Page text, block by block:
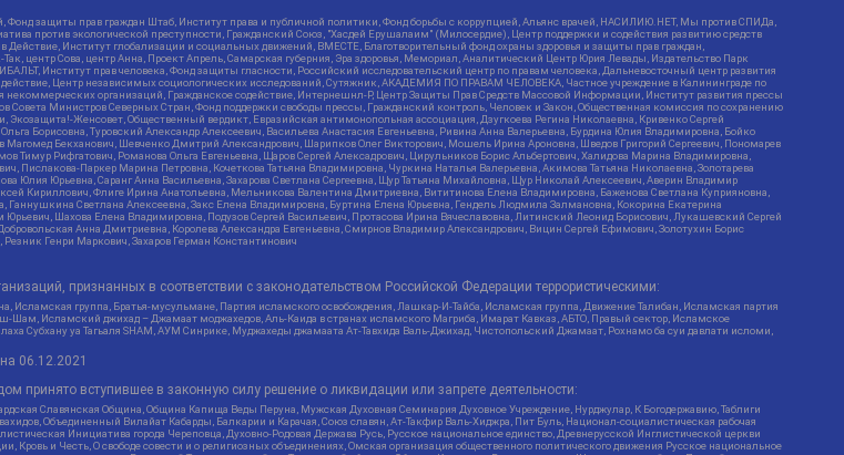
защиты прав граждан Штаб, Институт права и публичной политики, Фонд борьбы с коррупцией, Альянс врачей, НАСИЛИЮ.НЕТ, Мы против СПИДа,
против экологической преступности, Гражданский Союз, "Хасдей Ерушалаим" (Милосердие), Центр поддержки и содействия развитию средств
Институт глобализации и социальных движений, ВМЕСТЕ, Благотворительный фонд охраны здоровья и защиты прав граждан,
центр Сова, центр Анна, Проект Апрель, Самарская губерния, Эра здоровья, Мемориал, Аналитический Центр Юрия Левады, Издательство Парк
Институт прав человека, Фонд защиты гласности, Российский исследовательский центр по правам человека, Дальневосточный центр развития
Центр независимых социологических исследований, Сутяжник, АКАДЕМИЯ ПО ПРАВАМ ЧЕЛОВЕКА, Частное учреждение в Калининграде по
организаций, Гражданское содействие, Интернешнл-Р, Центр Защиты Прав Средств Массовой Информации, Институт развития прессы
Совета Министров Северных Стран, Фонд поддержки свободы прессы, Гражданский контроль, Человек и Закон, Общественная комиссия по сохранению
Женсовет, Общественный вердикт, Евразийская антимонопольная ассоциация, Дзугкоева Регина Николаевна, Кривенко Сергей
Борисовна, Туровский Александр Алексеевич, Васильева Анастасия Евгеньевна, Ривина Анна Валерьевна, Бурдина Юлия Владимировна, Бойко
Магомед Бекханович, Шевченко Дмитрий Александрович, Шарипков Олег Викторович, Мошель Ирина Ароновна, Шведов Григорий Сергеевич, Пономарев
Тимур Рифгатович, Романова Ольга Евгеньевна, Щаров Сергей Алексадрович, Цирульников Борис Альбертович, Халидова Марина Владимировна,
Пислакова-Паркер Марина Петровна, Кочеткова Татьяна Владимировна, Чуркина Наталья Валерьевна, Акимова Татьяна Николаевна, Золотарева
Юлия Юрьевна, Саранг Анна Васильевна, Захарова Светлана Сергеевна, Щур Татьяна Михайловна, Щур Николай Алексеевич, Аверин Владимир
Кириллович, Флиге Ирина Анатольевна, Мельникова Валентина Дмитриевна, Вититинова Елена Владимировна, Баженова Светлана Куприяновна,
Светлана Алексеевна, Закс Елена Владимировна, Буртина Елена Юрьевна, Гендель Людмила Залмановна, Кокорина Екатерина
Шахова Елена Владимировна, Подузов Сергей Васильевич, Протасова Ирина Вячеславовна, Литинский Леонид Борисович, Лукашевский Сергей
Анна Дмитриевна, Королева Александра Евгеньевна, Смирнов Владимир Александрович, Вицин Сергей Ефимович, Золотухин Борис
Генри Маркович, Захаров Герман Константинович
признанных в соответствии с законодательством Российской Федерации террористическими:
группа, Братья-мусульмане, Партия исламского освобождения, Лашкар-И-Тайба, Исламская группа, Движение Талибан, Исламская партия
Исламский джихад – Джамаат моджахедов, Аль-Каида в странах исламского Магриба, Имарат Кавказ, АБТО, Правый сектор, Исламское
Субхану уа Тагьаля SHAM, АУМ Синрике, Муджахеды джамаата Ат-Тавхида Валь-Джихад, Чистопольский Джамаат, Рохнамо ба суи давлати исломи,
06.12.2021
принято вступившее в законную силу решение о ликвидации или запрете деятельности:
Славянская Община, Община Капища Веды Перуна, Мужская Духовная Семинария Духовное Учреждение, Нурджулар, К Богодержавию, Таблиги
Объединенный Вилайат Кабарды, Балкарии и Карачая, Союз славян, Ат-Такфир Валь-Хиджра, Пит Буль, Национал-социалистическая рабочая
Инициатива города Череповца, Духовно-Родовая Держава Русь, Русское национальное единство, Древнерусской Инглистической церкви
и Честь, О свободе совести и о религиозных объединениях, Омская организация общественного политического движения Русское национальное